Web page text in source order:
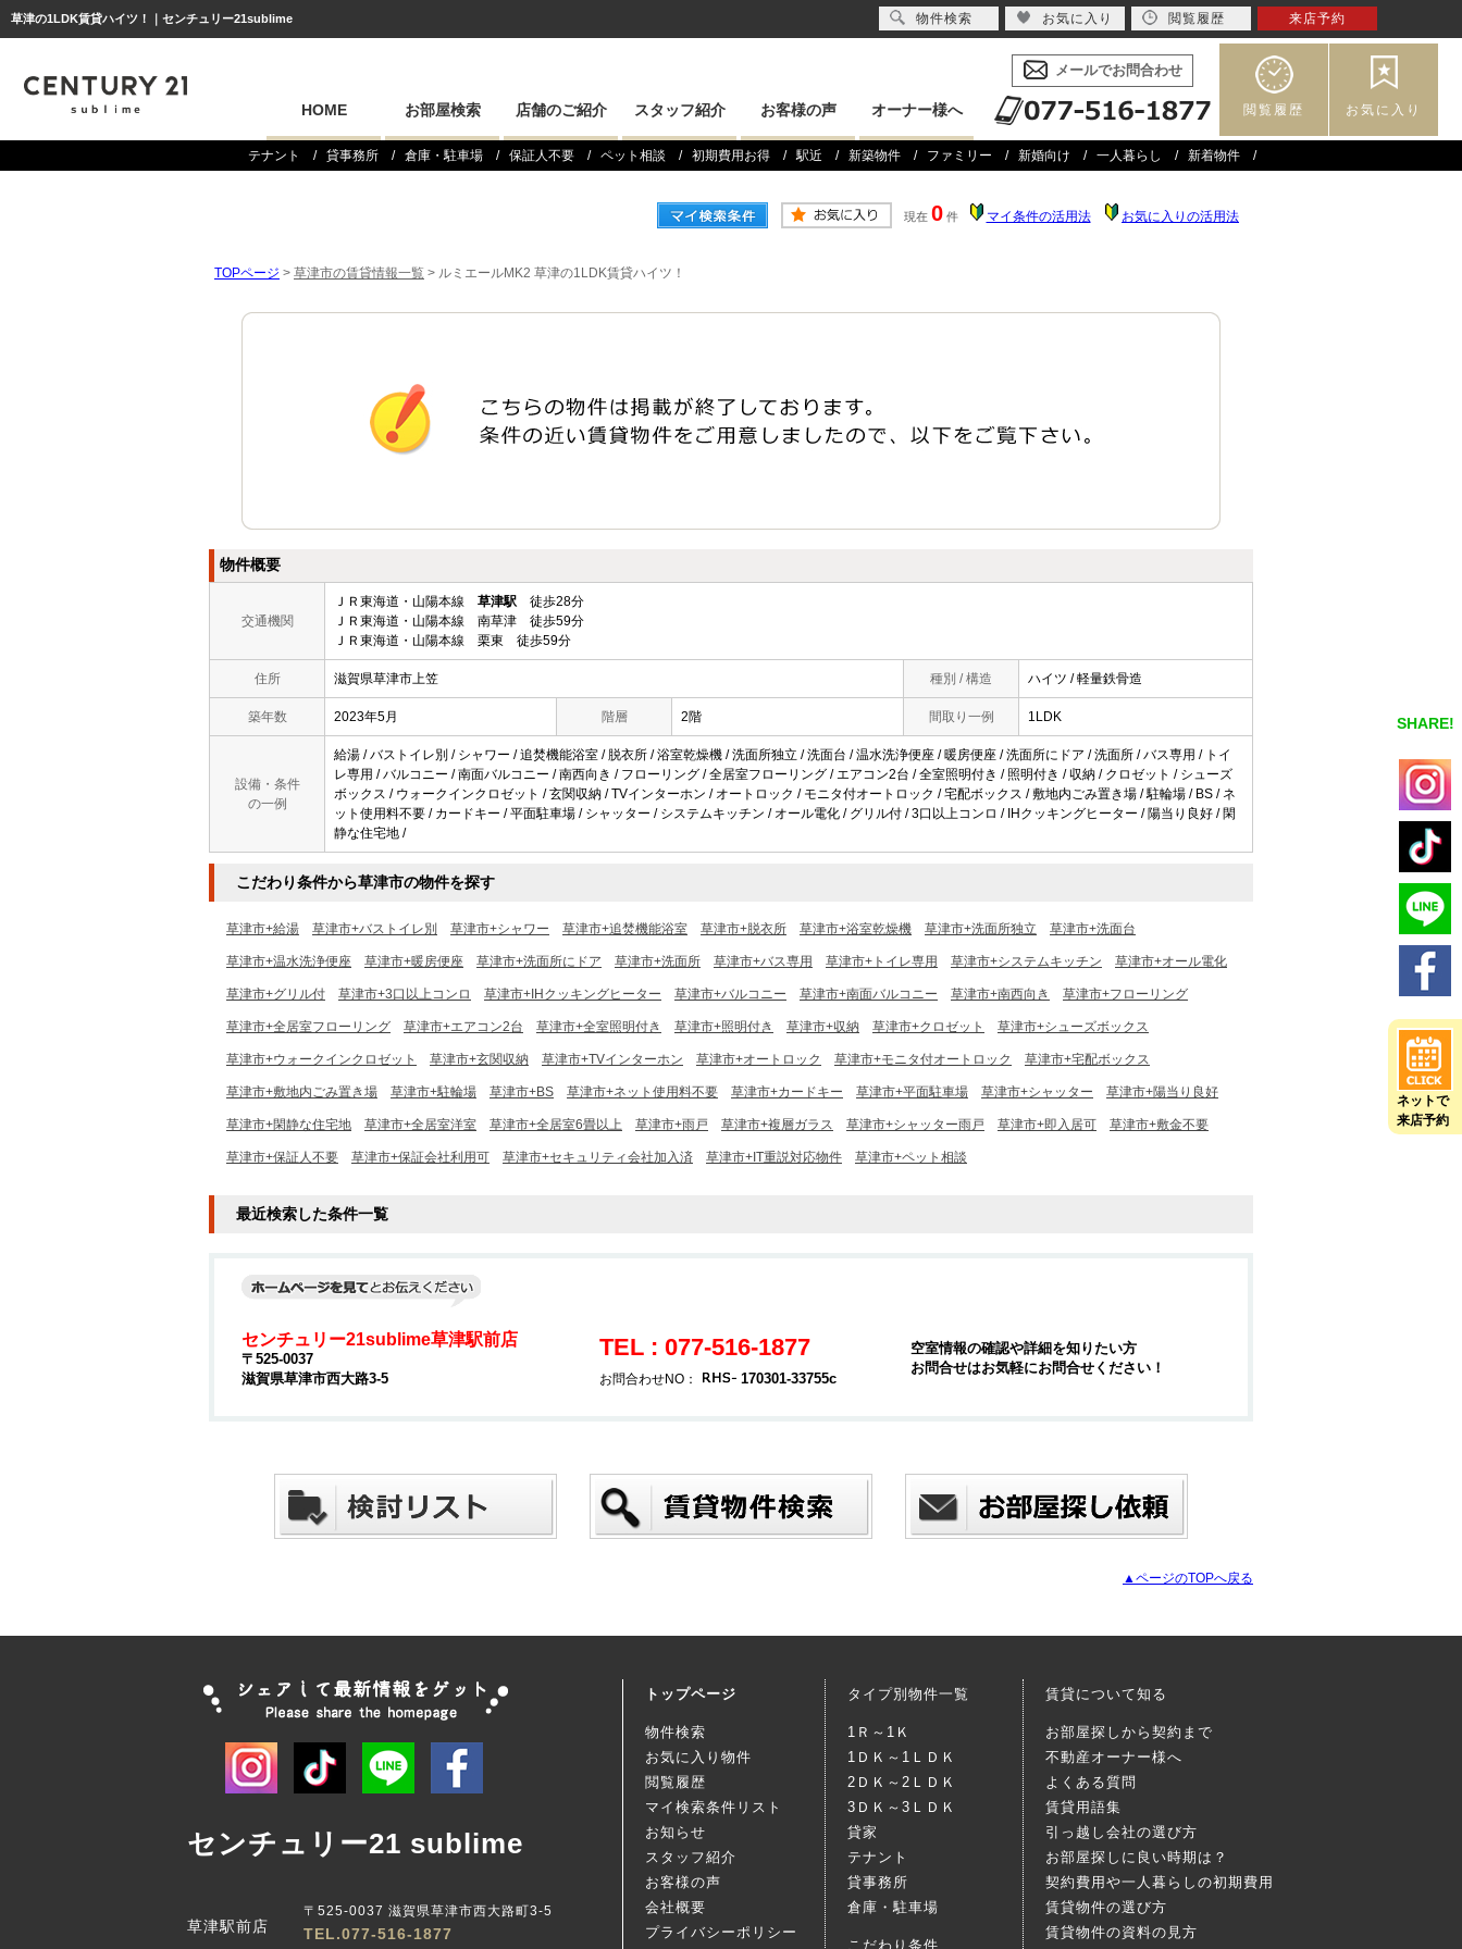
草津の1LDK賃貸ハイツ！｜センチュリー21sublime
HOME お部屋検索 店舗のご紹介 スタッフ紹介 お客様の声 オーナー様へ
メールでお問合わせ
閲覧履歴 お気に入り
テナント 貸事務所 倉庫・駐車場 保証人不要 ペット相談 初期費用お得 駅近 新築物件 ファミリー 新婚向け 一人暮らし 新着物件
SHARE!
ネットで
来店予約
現在 0 件 マイ条件の活用法 お気に入りの活用法
TOPページ > 草津市の賃貸情報一覧 > ルミエールMK2 草津の1LDK賃貸ハイツ！
物件概要
交通機関
ＪＲ東海道・山陽本線 草津駅 徒歩28分
ＪＲ東海道・山陽本線 南草津 徒歩59分
ＪＲ東海道・山陽本線 栗東 徒歩59分
住所 滋賀県草津市上笠 種別 / 構造 ハイツ / 軽量鉄骨造
築年数 2023年5月 階層 2階 間取り一例 1LDK
設備・条件
の一例
給湯 / バストイレ別 / シャワー / 追焚機能浴室 / 脱衣所 / 浴室乾燥機 / 洗面所独立 / 洗面台 / 温水洗浄便座 / 暖房便座 / 洗面所にドア / 洗面所 / バス専用 / トイ
レ専用 / バルコニー / 南面バルコニー / 南西向き / フローリング / 全居室フローリング / エアコン2台 / 全室照明付き / 照明付き / 収納 / クロゼット / シューズ
ボックス / ウォークインクロゼット / 玄関収納 / TVインターホン / オートロック / モニタ付オートロック / 宅配ボックス / 敷地内ごみ置き場 / 駐輪場 / BS / ネ
ット使用料不要 / カードキー / 平面駐車場 / シャッター / システムキッチン / オール電化 / グリル付 / 3口以上コンロ / IHクッキングヒーター / 陽当り良好 / 閑
静な住宅地 /
こだわり条件から草津市の物件を探す
草津市+給湯 草津市+バストイレ別 草津市+シャワー 草津市+追焚機能浴室 草津市+脱衣所 草津市+浴室乾燥機 草津市+洗面所独立 草津市+洗面台
草津市+温水洗浄便座 草津市+暖房便座 草津市+洗面所にドア 草津市+洗面所 草津市+バス専用 草津市+トイレ専用 草津市+システムキッチン 草津市+オール電化
草津市+グリル付 草津市+3口以上コンロ 草津市+IHクッキングヒーター 草津市+バルコニー 草津市+南面バルコニー 草津市+南西向き 草津市+フローリング
草津市+全居室フローリング 草津市+エアコン2台 草津市+全室照明付き 草津市+照明付き 草津市+収納 草津市+クロゼット 草津市+シューズボックス
草津市+ウォークインクロゼット 草津市+玄関収納 草津市+TVインターホン 草津市+オートロック 草津市+モニタ付オートロック 草津市+宅配ボックス
草津市+敷地内ごみ置き場 草津市+駐輪場 草津市+BS 草津市+ネット使用料不要 草津市+カードキー 草津市+平面駐車場 草津市+シャッター 草津市+陽当り良好
草津市+閑静な住宅地 草津市+全居室洋室 草津市+全居室6畳以上 草津市+雨戸 草津市+複層ガラス 草津市+シャッター雨戸 草津市+即入居可 草津市+敷金不要
草津市+保証人不要 草津市+保証会社利用可 草津市+セキュリティ会社加入済 草津市+IT重説対応物件 草津市+ペット相談
最近検索した条件一覧
センチュリー21sublime草津駅前店
〒525-0037
滋賀県草津市西大路3-5
TEL : 077-516-1877
お問合わせNO： 170301-33755c
空室情報の確認や詳細を知りたい方
お問合せはお気軽にお問合せください！
▲ページのTOPへ戻る
センチュリー21 sublime
草津駅前店
〒525-0037 滋賀県草津市西大路町3-5
TEL.077-516-1877
トップページ
物件検索
お気に入り物件
閲覧履歴
マイ検索条件リスト
お知らせ
スタッフ紹介
お客様の声
会社概要
プライバシーポリシー
タイプ別物件一覧
1Ｒ～1Ｋ
1ＤＫ～1ＬＤＫ
2ＤＫ～2ＬＤＫ
3ＤＫ～3ＬＤＫ
貸家
テナント
貸事務所
倉庫・駐車場
こだわり条件
賃貸について知る
お部屋探しから契約まで
不動産オーナー様へ
よくある質問
賃貸用語集
引っ越し会社の選び方
お部屋探しに良い時期は？
契約費用や一人暮らしの初期費用
賃貸物件の選び方
賃貸物件の資料の見方
物件検索 お気に入り 閲覧履歴 来店予約